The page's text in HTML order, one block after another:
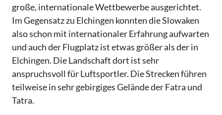
große, internationale Wettbewerbe ausgerichtet.
Im Gegensatz zu Elchingen konnten die Slowaken
also schon mit internationaler Erfahrung aufwarten
und auch der Flugplatz ist etwas größer als der in
Elchingen. Die Landschaft dort ist sehr
anspruchsvoll für Luftsportler. Die Strecken führen
teilweise in sehr gebirgiges Gelände der Fatra und
Tatra.